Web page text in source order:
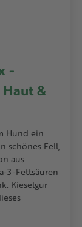
-
&
Hund ein
schönes Fell,
aus
3-Fettsäuren
Kieselgur